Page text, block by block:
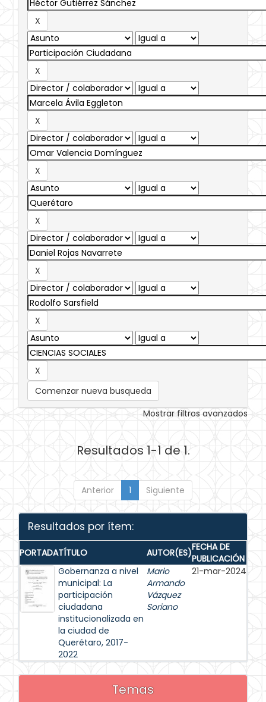
Comenzar nueva busqueda
Mostrar filtros avanzados
Resultados 1-1 de 1.
Anterior 1 Siguiente
Resultados por ítem:
PORTADATÍTULO AUTOR(ES)FECHA DE
PUBLICACIÓN
Gobernanza a nivel
municipal: La
participación
ciudadana
institucionalizada en
la ciudad de
Querétaro, 2017-
2022
Mario
Armando
Vázquez
Soriano
21-mar-2024
Temas